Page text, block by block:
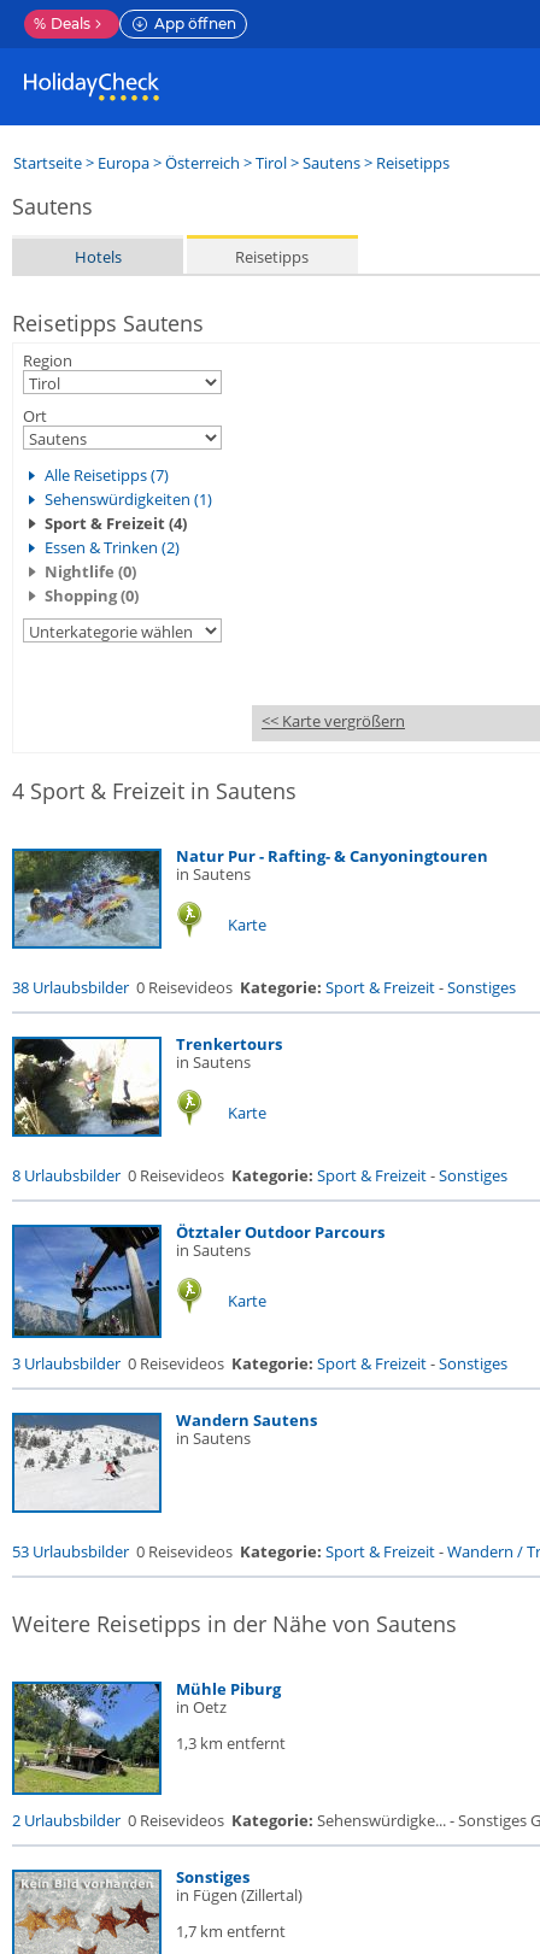
% Deals App öffnen
Startseite> Europa>Österreich >Tirol>Sautens> Reisetipps
Sautens
Hotels Reisetipps
Reisetipps Sautens
Region
Ort
Alle Reisetipps (7)
Sehenswürdigkeiten (1)
Sport & Freizeit (4)
Essen & Trinken (2)
Nightlife (0)
Shopping (0)
<< Karte vergrößern
4 Sport & Freizeit in Sautens
Natur Pur - Rafting- & Canyoningtouren
in Sautens
Karte
38 Urlaubsbilder 0 Reisevideos Kategorie: Sport & Freizeit-Sonstiges
Trenkertours
in Sautens
Karte
8 Urlaubsbilder 0 Reisevideos Kategorie: Sport & Freizeit-Sonstiges
Ötztaler Outdoor Parcours
in Sautens
Karte
3 Urlaubsbilder 0 Reisevideos Kategorie: Sport & Freizeit-Sonstiges
Wandern Sautens
in Sautens
53 Urlaubsbilder 0 Reisevideos Kategorie: Sport & Freizeit-Wandern /
Weitere Reisetipps in der Nähe von Sautens
Mühle Piburg
in Oetz
1,3 km entfernt
2 Urlaubsbilder 0 Reisevideos Kategorie: Sehenswürdigke... - Sonstiges
Sonstiges
in Fügen (Zillertal)
1,7 km entfernt